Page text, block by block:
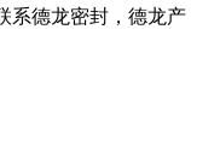
系德龙密封，德龙产